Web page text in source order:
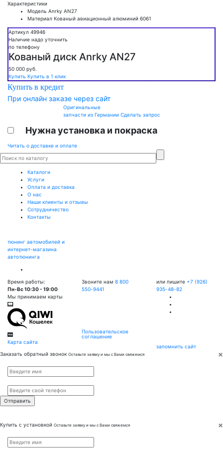
Характеристики
Модель Anrky AN27
Материал Кованый авиационный алюминий 6061
Артикул 49946
Наличие надо уточнить
по телефону
Кованый диск Anrky AN27
50 000 руб.
Купить Купить в 1 клик
Купить в кредит
При онлайн заказе через сайт
Оригинальные
запчасти из Германии Сделать запрос
Нужна установка и покраска
Читать о доставке и оплате
Каталоги
Услуги
Оплата и доставка
О нас
Наши клиенты и отзывы
Сотрудничество
Контакты
тюнинг автомобилей и
интернет-магазина
автотюнинга
Время работы:
Пн-Вс 10:30 - 19:00
Мы принимаем карты
Карта сайта
Звоните нам 8 800
550-9441
Пользовательское
соглашение
или пишите +7 (926)
935-48-82
запомнить сайт
×
Заказать обратный звонок Оставьте заявку и мы с Вами свяжемся
×
Купить с установкой Оставьте заявку и мы с Вами свяжемся